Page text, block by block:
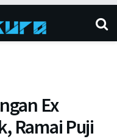
Ex
Ramai Puji